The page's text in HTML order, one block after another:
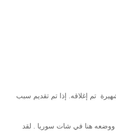
تم إغلاقه. إذا تم تقديم سبب
ووضعه هنا في شات سوريا . لقد